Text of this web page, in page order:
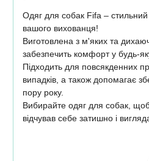
Одяг для собак Fifa – стильний
вашого вихованця!
Виготовлена ​​з м'яких та
забезпечить комфорт у будь-
Підходить для повсякденних
випадків, а також допомагає
пору року.
Вибирайте одяг для собак,
відчував себе затишно і